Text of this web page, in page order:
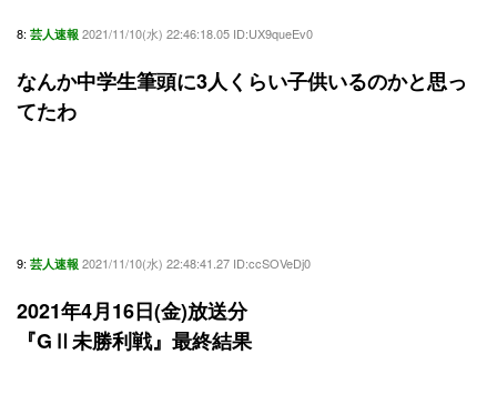
8: 芸人速報 2021/11/10(水) 22:46:18.05 ID:UX9queEv0
なんか中学生筆頭に3人くらい子供いるのかと思っ
てたわ
9: 芸人速報 2021/11/10(水) 22:48:41.27 ID:ccSOVeDj0
2021年4月16日(金)放送分
『GⅡ未勝利戦』最終結果